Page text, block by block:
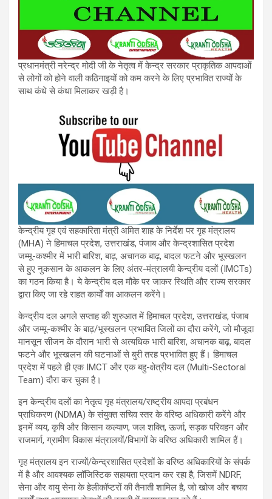
प्रधानमंत्री नरेन्द्र मोदी जी के नेतृत्व में केन्द्र सरकार प्राकृतिक आपदाओं
से लोगों को होने वाली कठिनाइयों को कम करने के लिए प्रभावित राज्यों के
साथ कंधे से कंधा मिलाकर खड़ी है।
केन्द्रीय गृह एवं सहकारिता मंत्री अमित शाह के निर्देश पर गृह मंत्रालय
(MHA) ने हिमाचल प्रदेश, उत्तराखंड, पंजाब और केन्द्रशासित प्रदेश
जम्मू-कश्मीर में भारी बारिश, बाढ़, अचानक बाढ़, बादल फटने और भूस्खलन
से हुए नुकसान के आकलन के लिए अंतर-मंत्रालयी केन्द्रीय दलों (IMCTs)
का गठन किया है। ये केन्द्रीय दल मौके पर जाकर स्थिति और राज्य सरकार
द्वारा किए जा रहे राहत कार्यों का आकलन करेंगे।
केन्द्रीय दल अगले सप्ताह की शुरुआत में हिमाचल प्रदेश, उत्तराखंड, पंजाब
और जम्मू-कश्मीर के बाढ़/भूस्खलन प्रभावित जिलों का दौरा करेंगे, जो मौजूदा
मानसून सीजन के दौरान भारी से अत्यधिक भारी बारिश, अचानक बाढ़, बादल
फटने और भूस्खलन की घटनाओं से बुरी तरह प्रभावित हुए हैं। हिमाचल
प्रदेश में पहले ही एक IMCT और एक बहु-क्षेत्रीय दल (Multi-Sectoral
Team) दौरा कर चुका है।
इन केन्द्रीय दलों का नेतृत्व गृह मंत्रालय/राष्ट्रीय आपदा प्रबंधन
प्राधिकरण (NDMA) के संयुक्त सचिव स्तर के वरिष्ठ अधिकारी करेंगे और
इनमें व्यय, कृषि और किसान कल्याण, जल शक्ति, ऊर्जा, सड़क परिवहन और
राजमार्ग, ग्रामीण विकास मंत्रालयों/विभागों के वरिष्ठ अधिकारी शामिल हैं।
गृह मंत्रालय इन राज्यों/केन्द्रशासित प्रदेशों के वरिष्ठ अधिकारियों के संपर्क
में है और आवश्यक लॉजिस्टिक सहायता प्रदान कर रहा है, जिसमें NDRF,
सेना और वायु सेना के हेलीकॉप्टरों की तैनाती शामिल है, जो खोज और बचाव